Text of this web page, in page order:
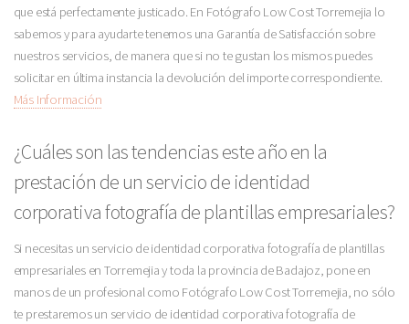
que está perfectamente justicado. En Fotógrafo Low Cost Torremejia lo
sabemos y para ayudarte tenemos una Garantía de Satisfacción sobre
nuestros servicios, de manera que si no te gustan los mismos puedes
solicitar en última instancia la devolución del importe correspondiente.
Más Información
¿Cuáles son las tendencias este año en la
prestación de un servicio de identidad
corporativa fotografía de plantillas empresariales?
Si necesitas un servicio de identidad corporativa fotografía de plantillas
empresariales en Torremejia y toda la provincia de Badajoz, pone en
manos de un profesional como Fotógrafo Low Cost Torremejia, no sólo
te prestaremos un servicio de identidad corporativa fotografía de